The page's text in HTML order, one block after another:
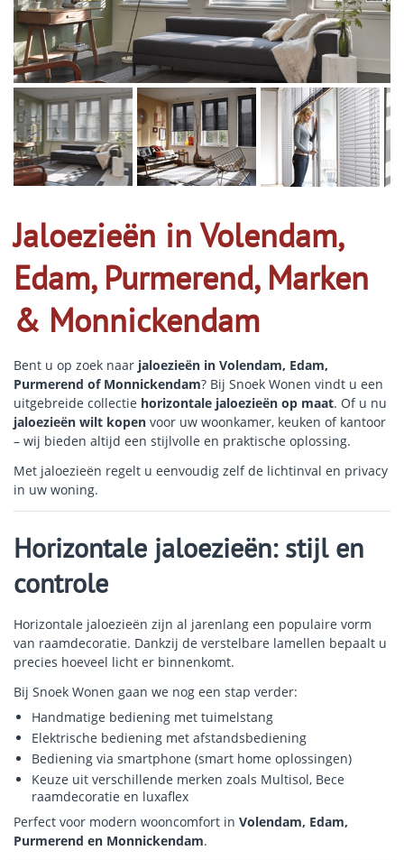
Jaloezieën in Volendam,
Edam, Purmerend, Marken
& Monnickendam
Bent u op zoek naar jaloezieën in Volendam, Edam,
Purmerend of Monnickendam? Bij Snoek Wonen vindt u een
uitgebreide collectie horizontale jaloezieën op maat. Of u nu
jaloezieën wilt kopen voor uw woonkamer, keuken of kantoor
– wij bieden altijd een stijlvolle en praktische oplossing.
Met jaloezieën regelt u eenvoudig zelf de lichtinval en privacy
in uw woning.
Horizontale jaloezieën: stijl en
controle
Horizontale jaloezieën zijn al jarenlang een populaire vorm
van raamdecoratie. Dankzij de verstelbare lamellen bepaalt u
precies hoeveel licht er binnenkomt.
Bij Snoek Wonen gaan we nog een stap verder:
Handmatige bediening met tuimelstang
Elektrische bediening met afstandsbediening
Bediening via smartphone (smart home oplossingen)
Keuze uit verschillende merken zoals Multisol, Bece
raamdecoratie en luxaflex
Perfect voor modern wooncomfort in Volendam, Edam,
Purmerend en Monnickendam.